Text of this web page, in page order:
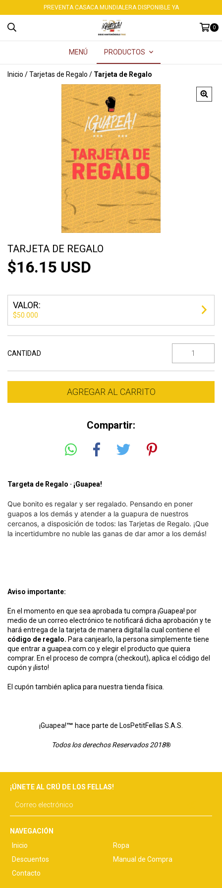
PREVENTA CASACA MUNDIALERA DISPONIBLE YA
0
MENÚ PRODUCTOS
Inicio /Tarjetas de Regalo / Tarjeta de Regalo
TARJETA DE REGALO
$16.15 USD
VALOR:
$50.000
CANTIDAD
Compartir:
Targeta de Regalo · ¡Guapea!
Que bonito es regalar y ser regalado. Pensando en poner
guapos a los demás y atender a la guapura de nuestros
cercanos, a disposición de todos: las Tarjetas de Regalo. ¡Que
la incertidumbre no nuble las ganas de dar amor a los demás!
Aviso importante:
En el momento en que sea aprobada tu compra ¡Guapea! por
medio de un correo electrónico te notificará dicha aprobación y te
hará entrega de la tarjeta de manera digital la cual contiene el
código de regalo. Para canjearlo, la persona simplemente tiene
que entrar a guapea.com.co y elegir el producto que quiera
comprar. En el proceso de compra (checkout), aplica el código del
cupón y ¡listo!
El cupón también aplica para nuestra tienda física.
¡Guapea!™ hace parte de LosPetitFellas S.A.S.
Todos los derechos Reservados 2018®
¡ÚNETE AL CRÚ DE LOS FELLAS!
NAVEGACIÓN
Inicio
Ropa
Descuentos
Manual de Compra
Contacto